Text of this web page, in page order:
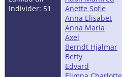
Individer: 51
Anette Sofie
Anna Elisabet
Anna Maria
Axel
Berndt Hjalmar
Betty
Edvard